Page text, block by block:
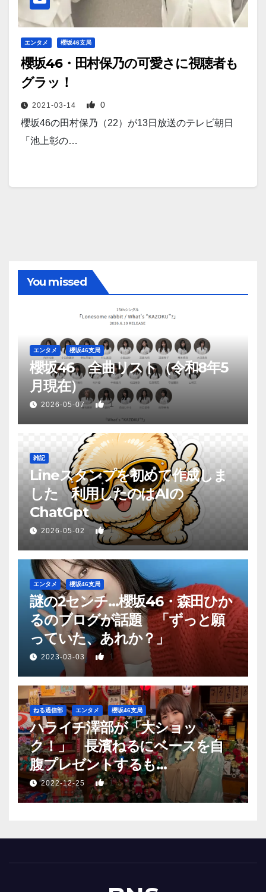
エンタメ 櫻坂46支局
櫻坂46・田村保乃の可愛さに視聴者も
グラッ！
2021-03-14 0
櫻坂46の田村保乃（22）が13日放送のテレビ朝日
「池上彰の…
You missed
エンタメ 櫻坂46支局
櫻坂46 全曲リスト（令和8年5
月現在）
2026-05-07 1
雑記
Lineスタンプを初めて作成しま
した 利用したのはAIの
ChatGpt
2026-05-02 1
エンタメ 櫻坂46支局
謎の2センチ…櫻坂46・森田ひか
るのブログが話題 「ずっと願
っていた、あれか？」
2023-03-03 1
ねる通信部 エンタメ 櫻坂46支局
ハライチ澤部が「大ショッ
ク！」 長濱ねるにベースを自
腹プレゼントするも…
2022-12-25 1